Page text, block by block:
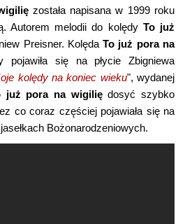
została napisana w 1999 roku
Autorem melodii do kolędy To już
Preisner. Kolęda To już pora na
pojawiła się na płycie Zbigniewa
kolędy na koniec wieku", wydanej
już pora na wigilię dosyć szybko
co coraz częściej pojawiała się na
Bożonarodzeniowych.